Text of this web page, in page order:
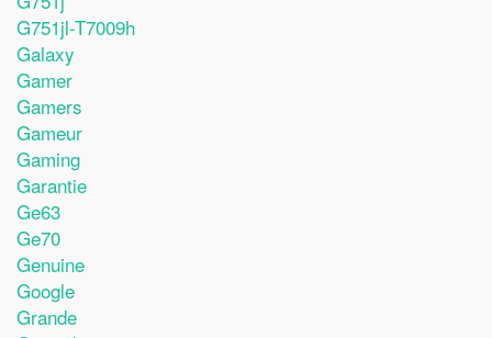
G751jl-T7009h
Galaxy
Gamer
Gamers
Gameur
Gaming
Garantie
Ge63
Ge70
Genuine
Google
Grande